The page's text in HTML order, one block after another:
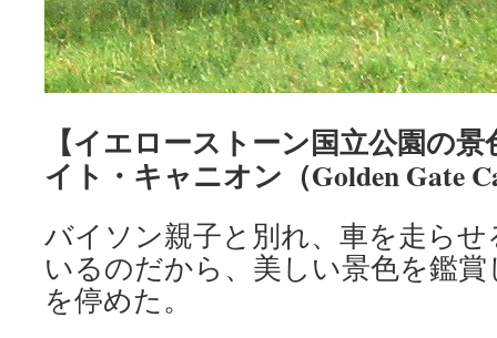
【イエローストーン国立公園の
イト・キャニオン（Golden Gate
バイソン親子と別れ、車を走ら
いるのだから、美しい景色を鑑
を停めた。